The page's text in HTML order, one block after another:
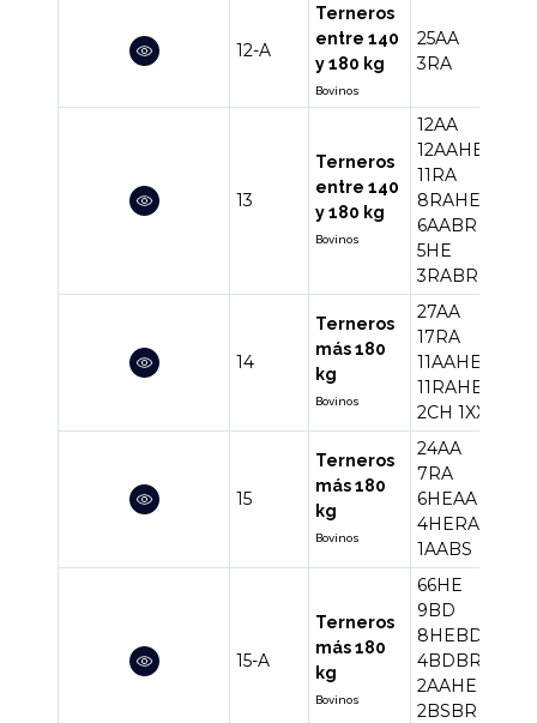
12-A
Terneros
entre 140
y 180 kg
Bovinos
25AA
3RA
13
Terneros
entre 140
y 180 kg
Bovinos
12AA
12AAHE
11RA
8RAHE
6AABR
5HE
3RABR
14
Terneros
más 180
kg
Bovinos
27AA
17RA
11AAHE
11RAHE
2CH 1XX
15
Terneros
más 180
kg
Bovinos
24AA
7RA
6HEAA
4HERA
1AABS
15-A
Terneros
más 180
kg
Bovinos
66HE
9BD
8HEBD
4BDBR
2AAHE
2BSBR